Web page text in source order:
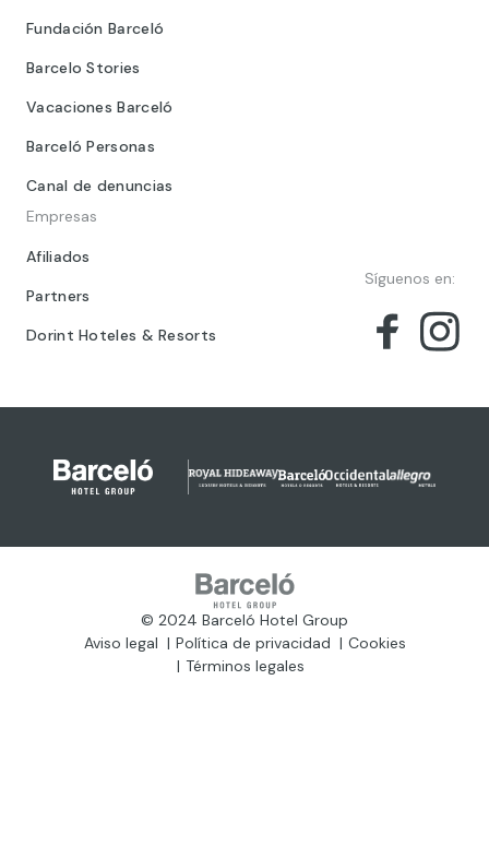
Fundación Barceló
Barcelo Stories
Vacaciones Barceló
Barceló Personas
Canal de denuncias
Empresas
Afiliados
Partners
Dorint Hoteles & Resorts
Síguenos en:
© 2024 Barceló Hotel Group
Aviso legal
Política de privacidad
Cookies
Términos legales